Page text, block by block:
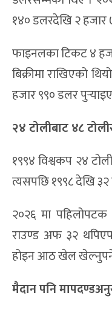
सन् १९९४ मा समूह
डलरसम्म थिए भने
डलरसम्मका थिए ।
१४० डलरदेखि २
फाइनलका टिकट ४
बिक्रीमा राखिएको
हजार ९९० डलर